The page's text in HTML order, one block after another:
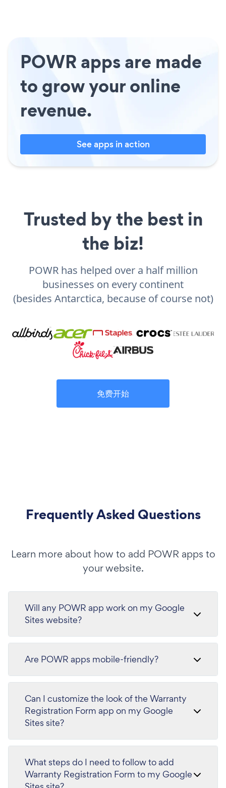
POWR apps are made
to grow your online
revenue.
See apps in action
Trusted by the best in
the biz!
POWR has helped over a half million
businesses on every continent
(besides Antarctica, because of course not)
免费开始
Frequently Asked Questions
Learn more about how to add POWR apps to
your website.
Will any POWR app work on my Google
Sites website?
Are POWR apps mobile-friendly?
Can I customize the look of the Warranty
Registration Form app on my Google
Sites site?
What steps do I need to follow to add
Warranty Registration Form to my Google